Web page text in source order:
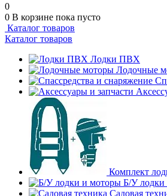
0
0 В корзине пока пусто
Каталог товаров
Каталог товаров
Лодки ПВХ
Лодочные
Комплект
Б/У
Садовая